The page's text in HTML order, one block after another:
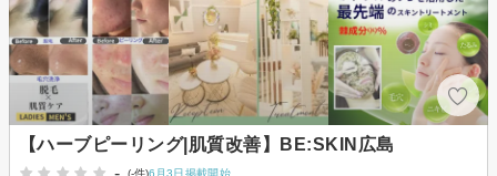
【ハーブピーリング|肌質改善】BE:SKIN広島
(-件)6月3日掲載開始